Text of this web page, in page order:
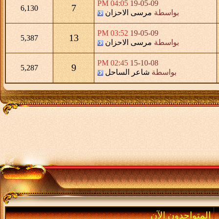
19-05-09
04:05 PM
بواسطة مرسى الاحزان 7
6,130
19-05-09
03:52 PM
بواسطة مرسى الاحزان 13
5,387
15-10-08
02:45 PM
بواسطة شاعر الساحل 9
5,287
المتواجدون الآن